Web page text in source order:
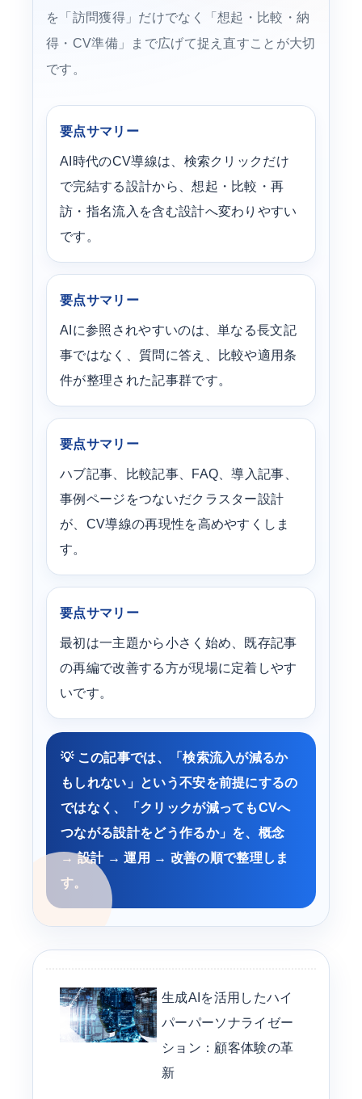
を「訪問獲得」だけでなく「想起・比較・納
得・CV準備」まで広げて捉え直すことが大切
です。
要点サマリー
AI時代のCV導線は、検索クリックだけ
で完結する設計から、想起・比較・再
訪・指名流入を含む設計へ変わりやすい
です。
要点サマリー
AIに参照されやすいのは、単なる長文記
事ではなく、質問に答え、比較や適用条
件が整理された記事群です。
要点サマリー
ハブ記事、比較記事、FAQ、導入記事、
事例ページをつないだクラスター設計
が、CV導線の再現性を高めやすくしま
す。
要点サマリー
最初は一主題から小さく始め、既存記事
の再編で改善する方が現場に定着しやす
いです。
💡 この記事では、「検索流入が減るか
もしれない」という不安を前提にするの
ではなく、「クリックが減ってもCVへ
つながる設計をどう作るか」を、概念
→ 設計 → 運用 → 改善の順で整理しま
す。
生成AIを活用したハイ
パーパーソナライゼー
ション：顧客体験の革
新